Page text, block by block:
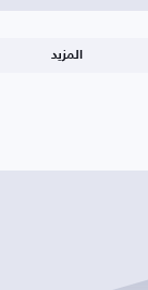
المزيد